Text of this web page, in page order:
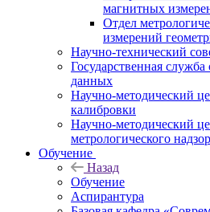
магнитных
Отдел
измерений
Научно-технический
Государственная
данных
Научно-методический
калибровки
Научно-методический
метрологического
Обучение
Назад
Обучение
Аспирантура